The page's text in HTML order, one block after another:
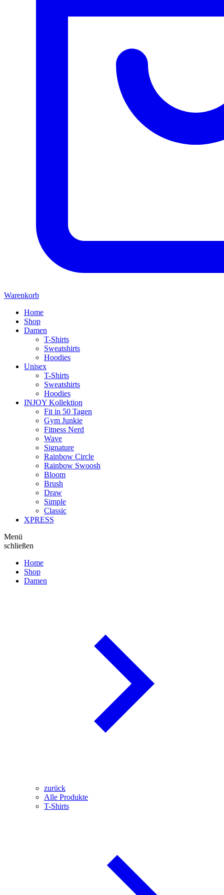
Warenkorb
Home
Shop
Damen
T-Shirts
Sweatshirts
Hoodies
Unisex
T-Shirts
Sweatshirts
Hoodies
INJOY Kollektion
Fit in 50 Tagen
Gym Junkie
Fitness Nerd
Wave
Signature
Rainbow Circle
Rainbow Swoosh
Bloom
Brush
Draw
Simple
Classic
XPRESS
Menü
schließen
Home
Shop
Damen
zurück
Alle Produkte
T-Shirts